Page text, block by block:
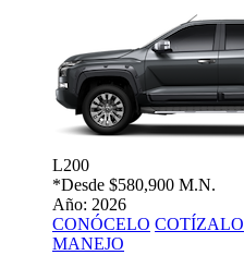
L200
*Desde $580,900 M.N.
Año: 2026
CONÓCELO COTÍZALO
MANEJO